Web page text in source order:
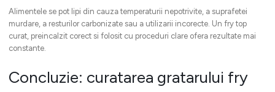
Alimentele se pot lipi din cauza temperaturii nepotrivite, a suprafetei
murdare, a resturilor carbonizate sau a utilizarii incorecte. Un fry top
curat, preincalzit corect si folosit cu proceduri clare ofera rezultate mai
constante.
Concluzie: curatarea gratarului fry